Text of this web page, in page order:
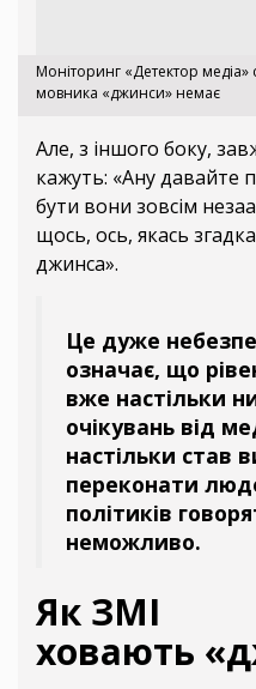
Моніторинг «Детектор медіа»
мовника «джинси» немає
Але, з іншого боку,
кажуть: «Ану давайте
бути вони зовсім
щось, ось, якась
джинса».
Це дуже
означає, що
вже настільки
очікувань від
настільки став
переконати
політиків
неможливо.
Як ЗМІ
ховають